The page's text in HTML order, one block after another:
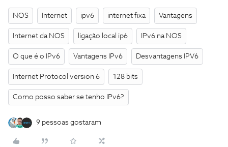
NOS Internet ipv6 internet fixa Vantagens
Internet da NOS ligação local ip6 IPv6 na NOS
O que é o IPv6 Vantagens IPv6 Desvantagens IPV6
Internet Protocol version 6 128 bits
Como posso saber se tenho IPv6?
9 pessoas gostaram